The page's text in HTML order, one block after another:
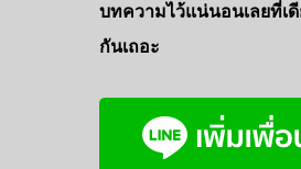
บทความไว้แน่นอนเลยที่เ
กันเถอะ